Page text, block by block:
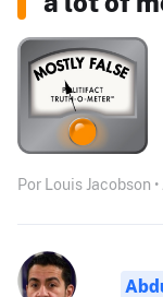
Por Louis Jacobson